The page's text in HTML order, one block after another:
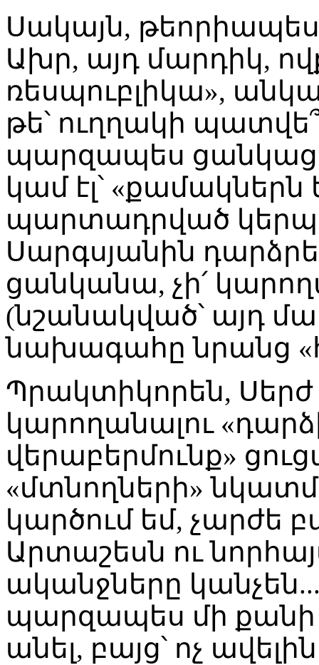
Սակայն, թեորիապես
Ախր, այդ մարդիկ,
ռեսպուբլիկա»,
թե՝ ուղղակի
պարզապես
կամ էլ՝
պարտադրված
Սարգսյանին
ցանկանա, չի՛
(նշանակված՝ այդ
նախագահը նրանց
Պրակտիկորեն, Սերժ
կարողանալու
վերաբերմունք»
«մտնողների»
կարծում եմ, չարժե
Արտաշեսն ու
ականջները
պարզապես մի քանի
անել, բայց՝ ոչ